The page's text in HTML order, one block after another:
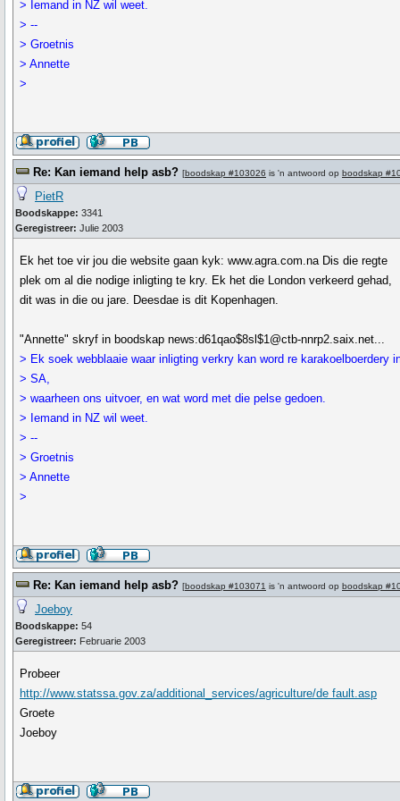
> Iemand in NZ wil weet.
> --
> Groetnis
> Annette
>
Re: Kan iemand help asb? [boodskap #103026 is 'n antwoord op boodskap
PietR
Boodskappe: 3341
Geregistreer: Julie 2003
Ek het toe vir jou die website gaan kyk: www.agra.com.na Dis die regte
plek om al die nodige inligting te kry. Ek het die London verkeerd gehad,
dit was in die ou jare. Deesdae is dit Kopenhagen.
"Annette" skryf in boodskap news:d61qao$8sl$1@ctb-nnrp2.saix.net...
> Ek soek webblaaie waar inligting verkry kan word re karakoelboerdery
> SA,
> waarheen ons uitvoer, en wat word met die pelse gedoen.
> Iemand in NZ wil weet.
> --
> Groetnis
> Annette
>
Re: Kan iemand help asb? [boodskap #103071 is 'n antwoord op boodskap
Joeboy
Boodskappe: 54
Geregistreer: Februarie 2003
Probeer
http://www.statssa.gov.za/additional_services/agriculture/de fault.asp
Groete
Joeboy